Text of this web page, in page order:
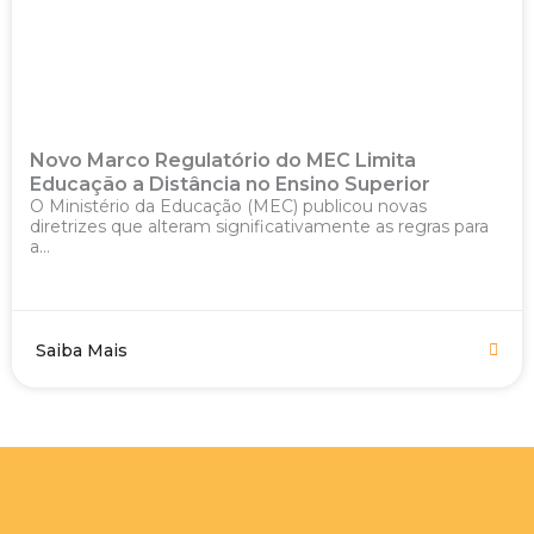
Novo Marco Regulatório do MEC Limita
Educação a Distância no Ensino Superior
O Ministério da Educação (MEC) publicou novas
diretrizes que alteram significativamente as regras para
a...
Saiba Mais